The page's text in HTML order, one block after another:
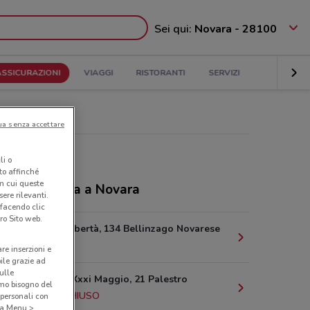
Sei qui: Novara - 28100
VIAGGI RISTORANTI SERVIZI
Cattolica a Novara
Via Della Libertà, 134 Bellinzago Novarese
14.1 km
Piazza Xxx Xxxi Maggio, 21 Palestro
17.3 km
CHIUSO
o
affinché
cui queste
rilevanti.
clic
Sito web.
inserzioni e
grazie ad
bisogno del
con
senza accettare